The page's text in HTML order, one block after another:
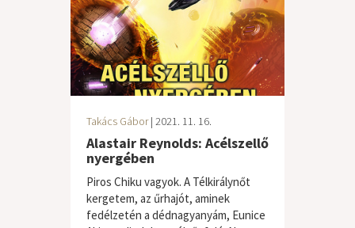
Takács Gábor| 2021. 11. 16.
Alastair Reynolds: Acélszellő
nyergében
Piros Chiku vagyok. A Télkirálynőt
kergetem, az űrhajót, aminek
fedélzetén a dédnagyanyám, Eunice